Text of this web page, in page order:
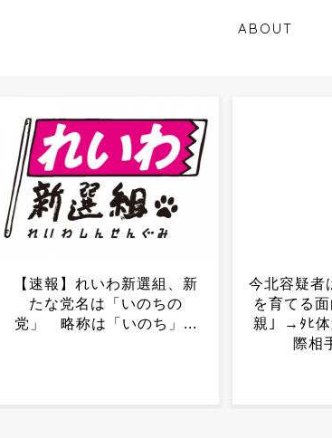
ABOUT
今北容疑者は「3人の子ども
を育てる面白くて優しい父
親」→ﾀﾋ体遺棄の疑いで交
広島、
「副